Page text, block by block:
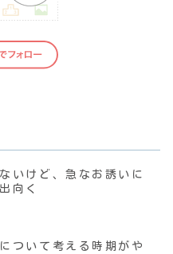
いけど、急なお誘いに
向く
ついて考える時期がや